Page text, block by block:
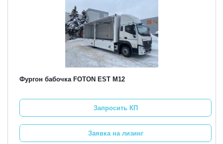
Фургон бабочка FOTON EST M12
Запросить КП
Заявка на лизинг